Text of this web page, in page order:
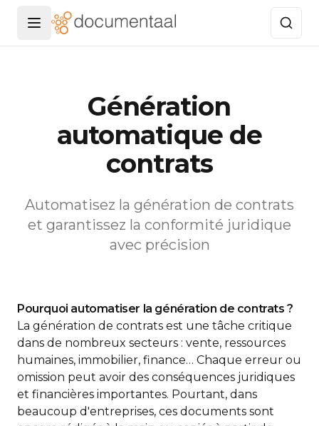
Menu openen
Génération
automatique de
contrats
Automatisez la génération de contrats
et garantissez la conformité juridique
avec précision
Pourquoi automatiser la génération de contrats ?
La génération de contrats est une tâche critique
dans de nombreux secteurs : vente, ressources
humaines, immobilier, finance… Chaque erreur ou
omission peut avoir des conséquences juridiques
et financières importantes. Pourtant, dans
beaucoup d'entreprises, ces documents sont